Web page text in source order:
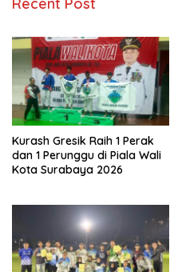
Kurash Gresik Raih 1 Perak
dan 1 Perunggu di Piala Wali
Kota Surabaya 2026